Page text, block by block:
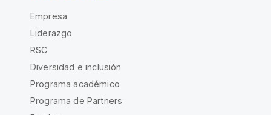
Empresa
Liderazgo
RSC
Diversidad e inclusión
Programa académico
Programa de Partners